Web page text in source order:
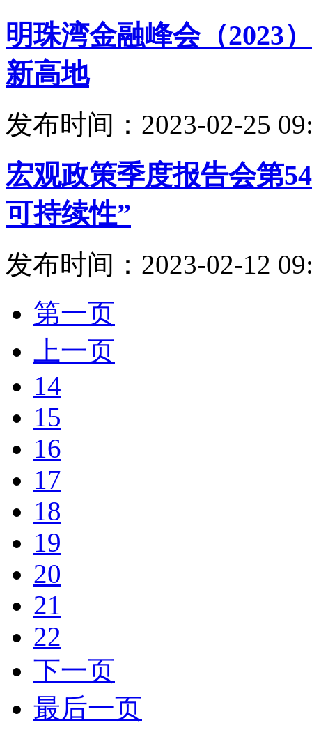
明珠湾金融峰会（2023
新高地
发布时间：2023-02-25
宏观政策季度报告会第
可持续性”
发布时间：2023-02-12
第一页
上一页
14
15
16
17
18
19
20
21
22
下一页
最后一页